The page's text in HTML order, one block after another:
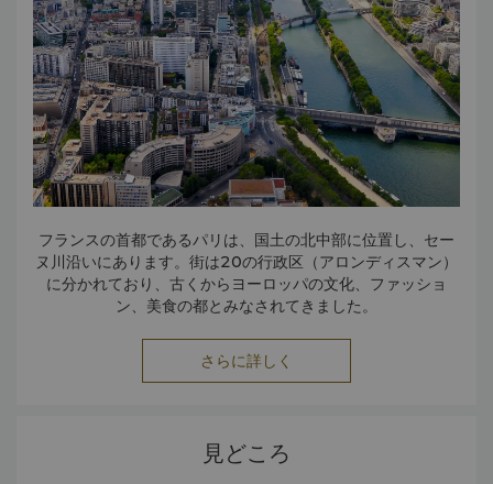
フランスの首都であるパリは、国土の北中部に位置し、セー
ヌ川沿いにあります。街は20の行政区（アロンディスマン）
に分かれており、古くからヨーロッパの文化、ファッショ
ン、美食の都とみなされてきました。
さらに詳しく
見どころ